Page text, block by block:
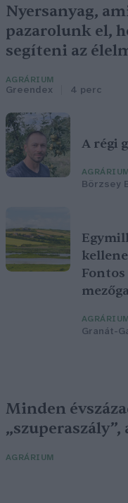
Nyersanyag,
pazarolunk el,
segíteni az
AGRÁRIUM
Greendex 4 perc
A régi
AGRÁRIUM
Börzsey
AGRÁRIUM
Granát-
Minden
AGRÁRIUM